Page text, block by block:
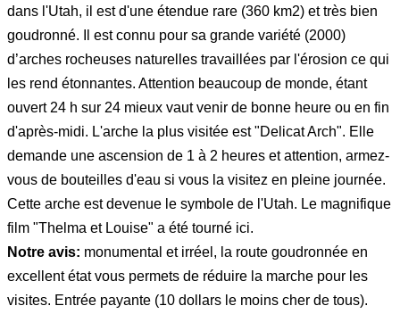
dans l'Utah, il est d'une étendue rare (360 km2) et très bien
goudronné. Il est connu pour sa grande variété (2000)
d’arches rocheuses naturelles travaillées par l'érosion ce qui
les rend étonnantes. Attention beaucoup de monde, étant
ouvert 24 h sur 24 mieux vaut venir de bonne heure ou en fin
d'après-midi. L'arche la plus visitée est "Delicat Arch". Elle
demande une ascension de 1 à 2 heures et attention, armez-
vous de bouteilles d'eau si vous la visitez en pleine journée.
Cette arche est devenue le symbole de l'Utah. Le magnifique
film "Thelma et Louise" a été tourné ici.
Notre avis: monumental et irréel, la route goudronnée en
excellent état vous permets de réduire la marche pour les
visites. Entrée payante (10 dollars le moins cher de tous).